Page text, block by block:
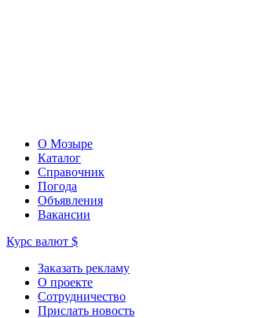
О Мозыре
Каталог
Справочник
Погода
Объявления
Вакансии
Курс валют $
Заказать рекламу
О проекте
Сотрудничество
Прислать новость